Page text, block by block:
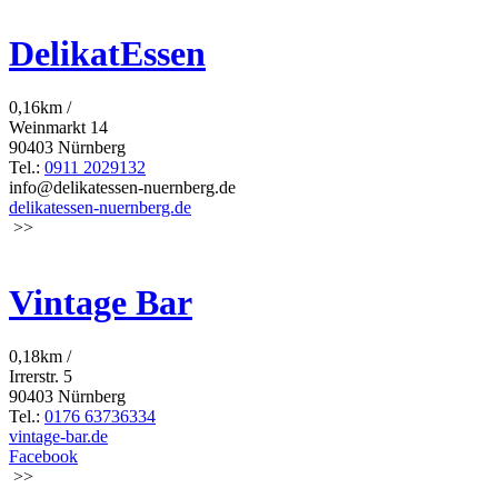
DelikatEssen
0,16km /
Weinmarkt 14
90403 Nürnberg
Tel.: 0911 2029132
info@delikatessen-nuernberg.de
delikatessen-nuernberg.de
>>
Vintage Bar
0,18km /
Irrerstr. 5
90403 Nürnberg
Tel.: 0176 63736334
vintage-bar.de
Facebook
>>